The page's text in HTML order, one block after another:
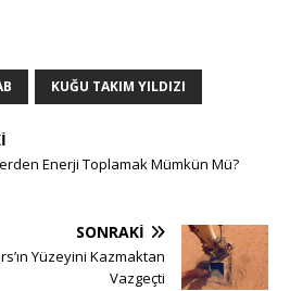
KUĞU TAKIM YILDIZI
Enerji Toplamak Mümkün Mü?
SONRAKI
Yüzeyini Kazmaktan
Vazgeçti